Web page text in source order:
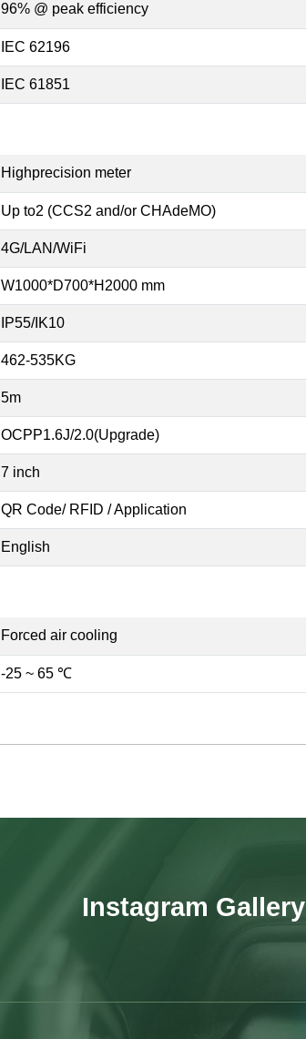
96% @ peak efficiency
IEC 62196
IEC 61851
Highprecision meter
Up to2 (CCS2 and/or CHAdeMO)
4G/LAN/WiFi
W1000*D700*H2000 mm
IP55/IK10
462-535KG
5m
OCPP1.6J/2.0(Upgrade)
7 inch
QR Code/ RFID / Application
English
Forced air cooling
-25 ~ 65 ℃
Instagram Gallery